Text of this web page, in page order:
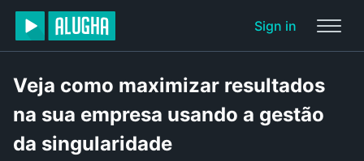
Sign in
Veja como maximizar resultados
na sua empresa usando a gestão
da singularidade